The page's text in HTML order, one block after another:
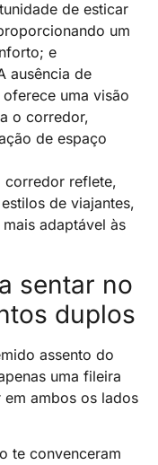
de esticar
um
e
ausência de
uma visão
o corredor,
de espaço
corredor reflete,
de viajantes,
adaptável às
sentar no
duplos
assento do
uma fileira
ambos os lados
te convenceram